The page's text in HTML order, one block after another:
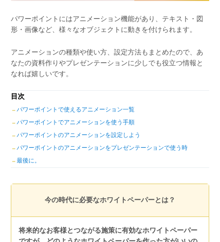
パワーポイントにはアニメーション機能があり、テキスト・図
形・画像など、様々なオブジェクトに動きを付けられます。
アニメーションの種類や使い方、設定方法もまとめたので、あ
なたの資料作りやプレゼンテーションに少しでも役立つ情報と
なれば嬉しいです。
目次
パワーポイントで使えるアニメーション一覧
パワーポイントでアニメーションを使う手順
パワーポイントのアニメーションを設定しよう
パワーポイントのアニメーションをプレゼンテーションで使う時
最後に。
今の時代に必要なホワイトペーパーとは？
将来的なお客様とつながる施策に有効なホワイトペーパー